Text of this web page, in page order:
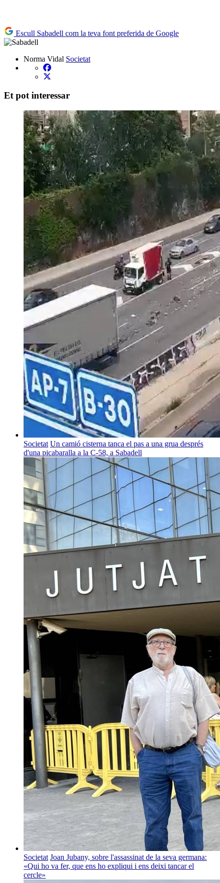
Escull Sabadell com la teva font preferida de Google
Norma Vidal Societat
Et pot interessar
Societat Un camió cisterna tanca el pas a una grua després
d'una picabaralla a la C-58, a Sabadell
Societat Joan Jubany, sobre l'assassinat de la seva germana:
«Qui ho va fer, que ens ho expliqui i ens deixi tancar el
cercle»